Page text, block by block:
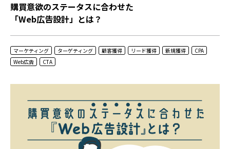
購買意欲のステータスに合わせた
「Web広告設計」とは？
マーケティング ターゲティング 顧客獲得 リード獲得 新規獲得
CPA
Web広告
CTA